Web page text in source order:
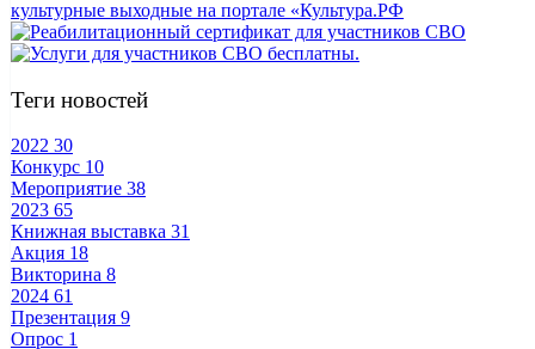
Теги новостей
2022 30
Конкурс 10
Мероприятие 38
2023 65
Книжная выставка 31
Акция 18
Викторина 8
2024 61
Презентация 9
Опрос 1